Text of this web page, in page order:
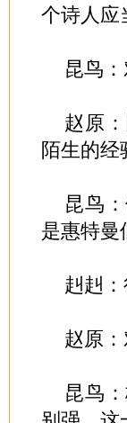
个诗人应
昆鸟：
赵原
陌生的经
昆鸟
是惠特曼
赳赳：
赵原：
昆鸟